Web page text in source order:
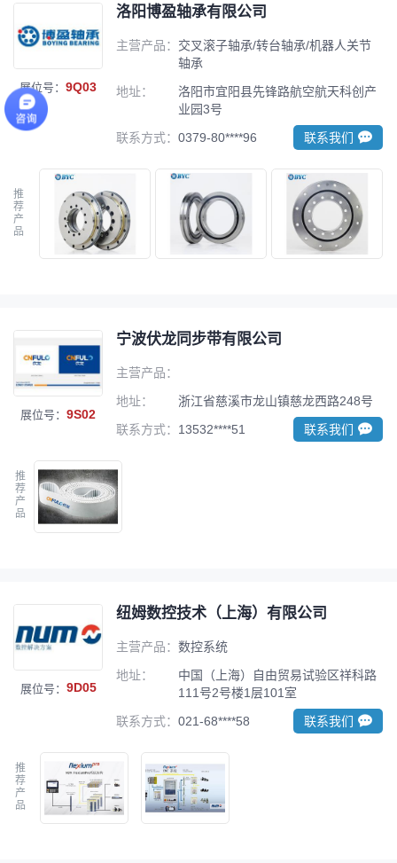
展位号：9Q03
洛阳博盈轴承有限公司
主营产品： 交叉滚子轴承/转台轴承/机器人关节
轴承
地址：
洛阳市宜阳县先锋路航空航天科创产
业园3号
联系方式：0379-80****96 联系我们
推
荐
产
品
展位号：9S02
宁波伏龙同步带有限公司
主营产品：
地址：
浙江省慈溪市龙山镇慈龙西路248号
联系方式： 13532****51 联系我们
推
荐
产
品
展位号： 9D05
纽姆数控技术（上海）有限公司
主营产品：数控系统
地址：
中国（上海）自由贸易试验区祥科路
111号2号楼1层101室
联系方式：021-68****58 联系我们
推
荐
产
品